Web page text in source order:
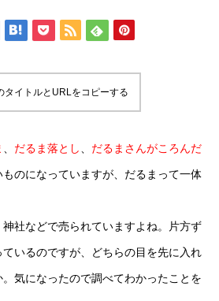
タイトルとURLをコピーする
だるま落とし だるまさんがころんだ
のになっていますが、だるまって一体
社などで売られていますよね。片方ず
いるのですが、どちらの目を先に入れ
気になったので調べてわかったことを